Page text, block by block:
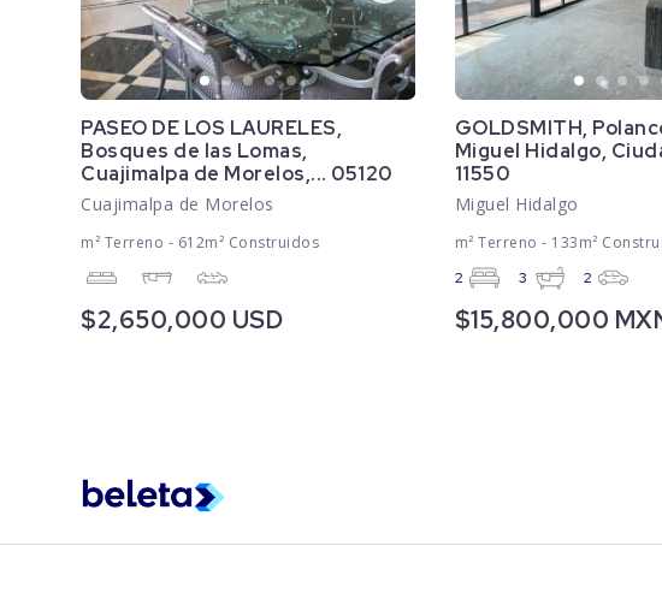
PASEO DE LOS LAURELES,
Bosques de las Lomas,
Cuajimalpa de Morelos,... 05120
Cuajimalpa de Morelos
m² Terreno - 612m² Construidos
$2,650,000 USD
GOLDSMITH,
Miguel Hidalgo,
11550
Miguel Hidalgo
m² Terreno - 133m²
2 3 2
$15,800,000